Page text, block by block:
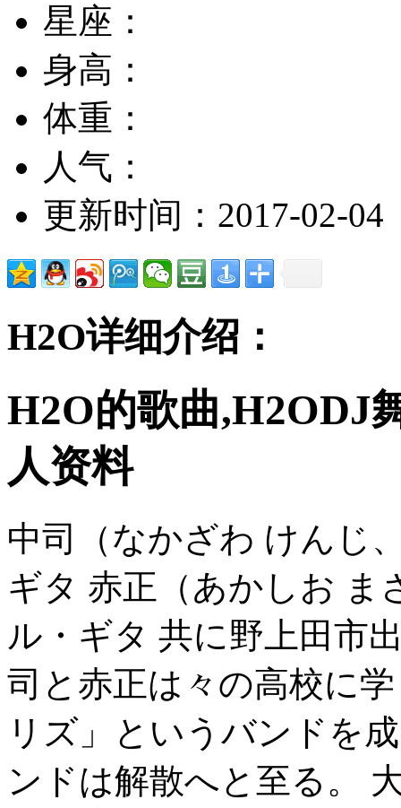
星座：
身高：
体重：
人气：
更新时间：2017-02-04
H2O详细介绍：
H2O的歌曲,H2ODJ
人资料
中司（なかざわ けんじ
ギタ 赤正（あかしお ま
ル・ギタ 共に野上田市
司と赤正は々の高校に
リズ」というバンドを
ンドは解散へと至る。